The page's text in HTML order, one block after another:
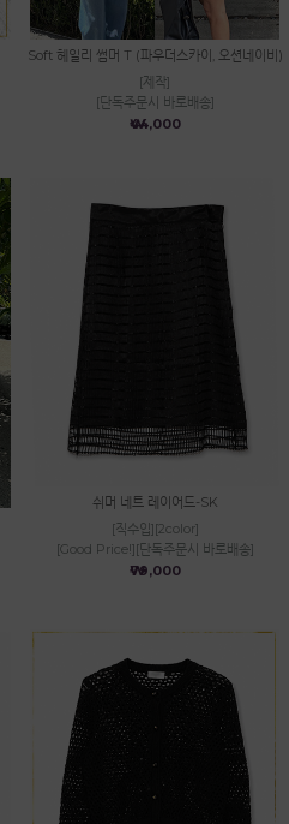
Soft 헤일리 썸머 T (파우더스카이, 오션네이비)
[제작]
[단독주문시 바로배송]
₩44,000
쉬머 네트 레이어드-SK
[직수입][2color]
[Good Price!][단독주문시 바로배송]
₩79,000